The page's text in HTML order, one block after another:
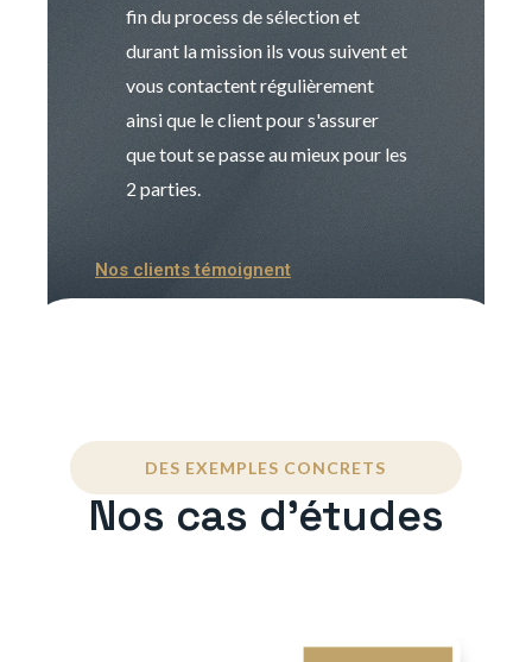
fin du process de sélection et
durant la mission ils vous suivent et
vous contactent régulièrement
ainsi que le client pour s'assurer
que tout se passe au mieux pour les
2 parties.
Nos clients témoignent
DES EXEMPLES CONCRETS
Nos cas d'études